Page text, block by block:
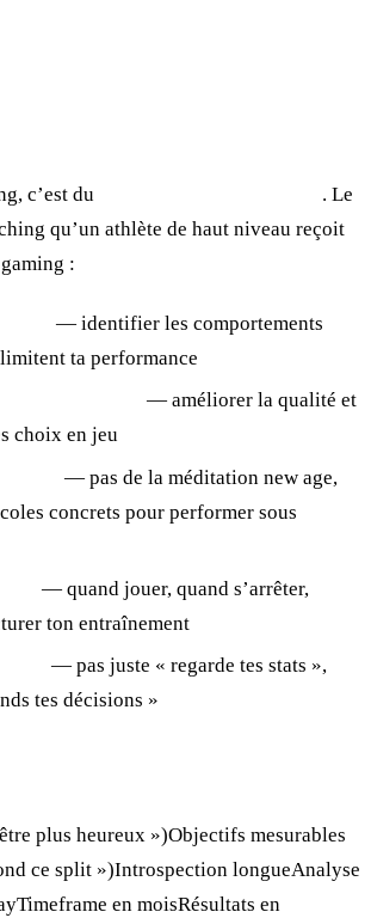
c’est du
. Le
qu’un athlète de haut niveau reçoit
:
— identifier les comportements
ta performance
— améliorer la qualité et
choix en jeu
— pas de la méditation new age,
concrets pour performer sous
— quand jouer, quand s’arrêter,
ton entraînement
— pas juste « regarde tes stats »,
tes décisions »
plus heureux »)Objectifs mesurables
ce split »)Introspection longueAnalyse
en moisRésultats en